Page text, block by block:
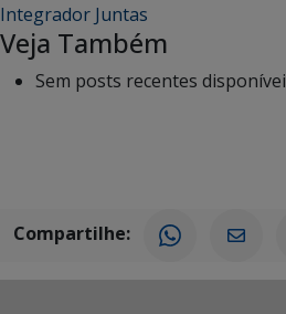
Integrador Juntas
Veja Também
Sem posts recentes
Compartilhe: